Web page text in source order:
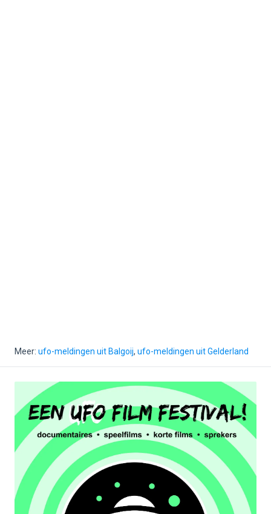
Meer: ufo-meldingen uit Balgoij, ufo-meldingen uit Gelderland